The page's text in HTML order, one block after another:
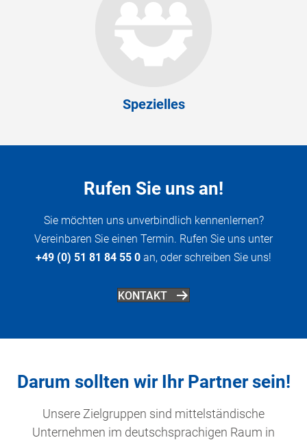
Spezielles
Rufen Sie uns an!
Sie möchten uns unverbindlich kennenlernen?
Vereinbaren Sie einen Termin. Rufen Sie uns unter
+49 (0) 51 81 84 55 0 an, oder schreiben Sie uns!
KONTAKT
Darum sollten wir Ihr Partner sein!
Unsere Zielgruppen sind mittelständische
Unternehmen im deutschsprachigen Raum in